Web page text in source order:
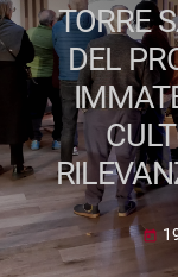
TORRE
DEL
today